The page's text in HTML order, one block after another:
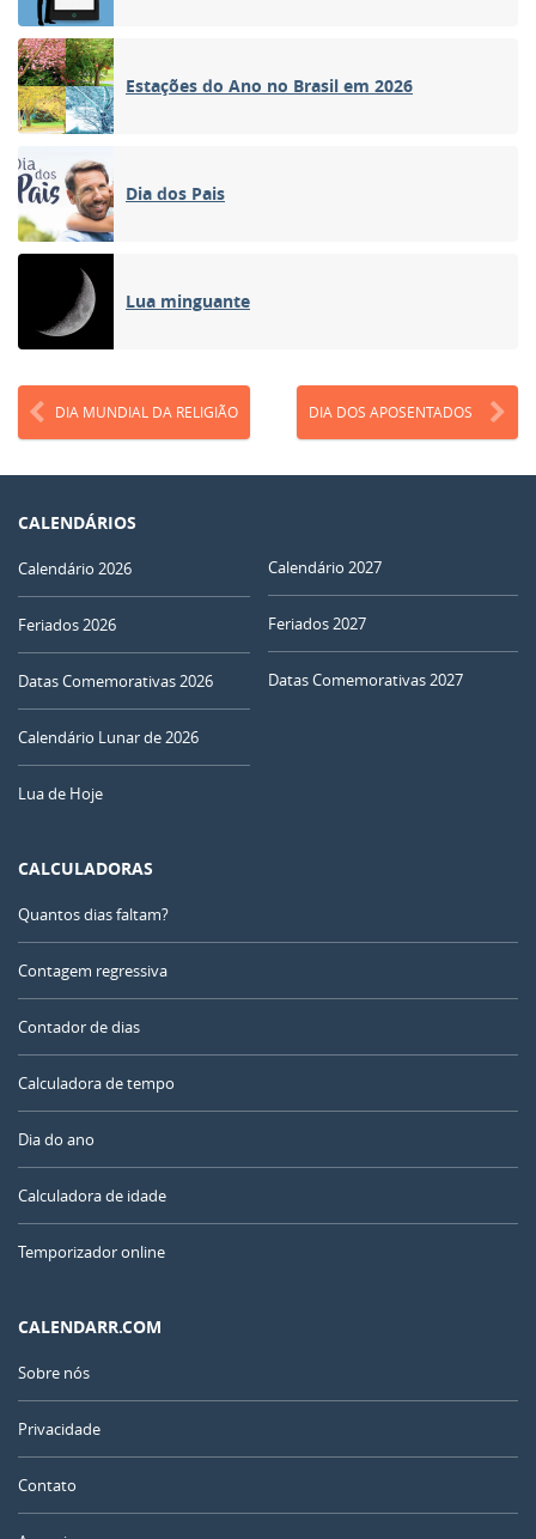
Estações do Ano no Brasil em 2026
Dia dos Pais
Lua minguante
DIA MUNDIAL DA RELIGIÃO DIA DOS APOSENTADOS
CALENDÁRIOS
Calendário 2026
Feriados 2026
Datas Comemorativas 2026
Calendário Lunar de 2026
Lua de Hoje
Calendário 2027
Feriados 2027
Datas Comemorativas 2027
CALCULADORAS
Quantos dias faltam?
Contagem regressiva
Contador de dias
Calculadora de tempo
Dia do ano
Calculadora de idade
Temporizador online
CALENDARR.COM
Sobre nós
Privacidade
Contato